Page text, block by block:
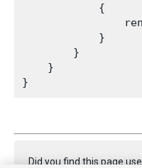
            {
            }
        }
    }
}
Did you find this page